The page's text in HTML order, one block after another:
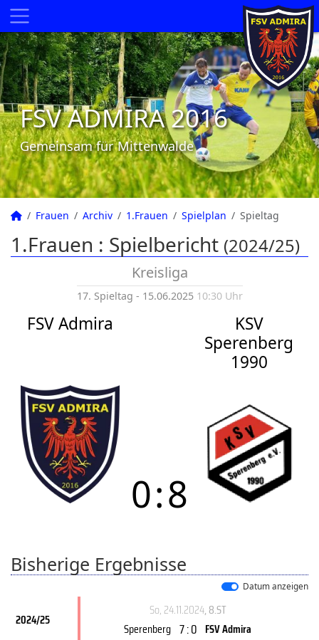
FSV ADMIRA 2016
Gemeinsam für Mittenwalde
Frauen Archiv 1.Frauen Spielplan Spieltag
1.Frauen : Spielbericht (2024/25)
Kreisliga
17. Spieltag - 15.06.2025 10:30 Uhr
FSV Admira
KSV
Sperenberg
1990
0:8
Bisherige Ergebnisse
Datum anzeigen
2024/25
So, 24.11.2024, 8.ST
Sperenberg 7 : 0 FSV Admira